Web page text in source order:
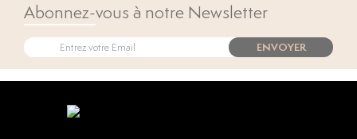
Abonnez-vous à notre Newsletter
ENVOYER